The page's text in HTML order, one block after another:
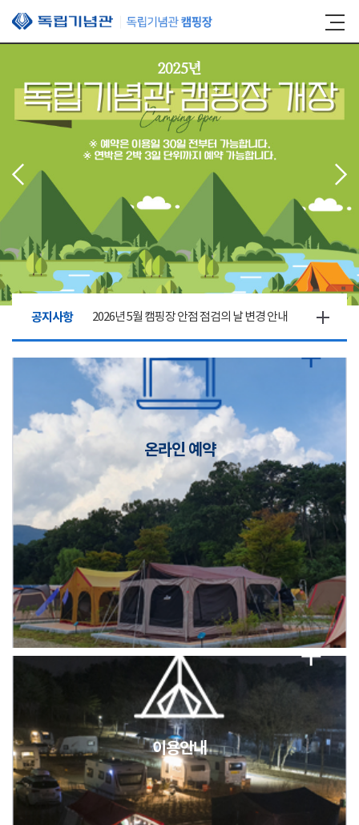
본문 바로가기
공지사항 2026년 5월 캠핑장 안점 점검의 날 변경 안내
캠핑장(9월1일~6일) 미운영 공지
2026년 5월 캠핑장 안점 점검의 날 변경 안내
캠핑장(9월1일~6일) 미운영 공지
2026년 5월 캠핑장 안점 점검의 날 변경 안내
캠핑장(9월1일~6일) 미운영 공지
2026년 5월 캠핑장 안점 점검의 날 변경 안내
캠핑장(9월1일~6일) 미운영 공지
온라인 예약
이용안내